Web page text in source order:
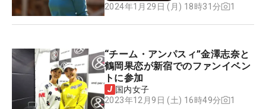
2024年1月29日 (月) 18時31分
1
“チーム・アンパスィ”金澤志奈と
鶴岡果恋が新宿でのファンイベン
トに参加
国内女子
2023年12月9日 (土) 16時49分
1